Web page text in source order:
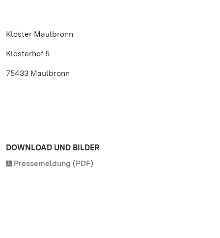
Kloster Maulbronn
Klosterhof 5
75433 Maulbronn
DOWNLOAD UND BILDER
Pressemeldung (PDF)